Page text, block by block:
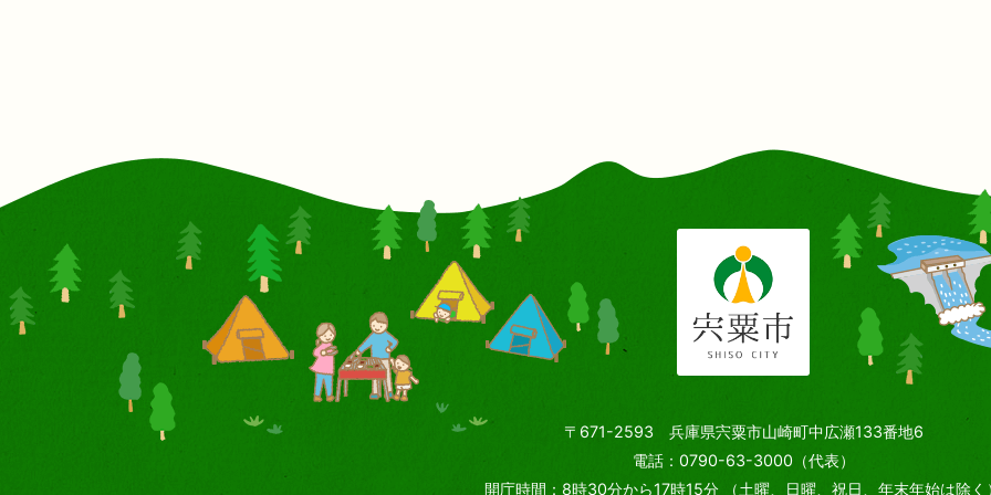
〒671-2593 兵庫県宍粟市山崎町中広瀬133番地6
電話：0790-63-3000（代表）
開庁時間：8時30分から17時15分
（土曜、日曜、祝日、年末年始は除く